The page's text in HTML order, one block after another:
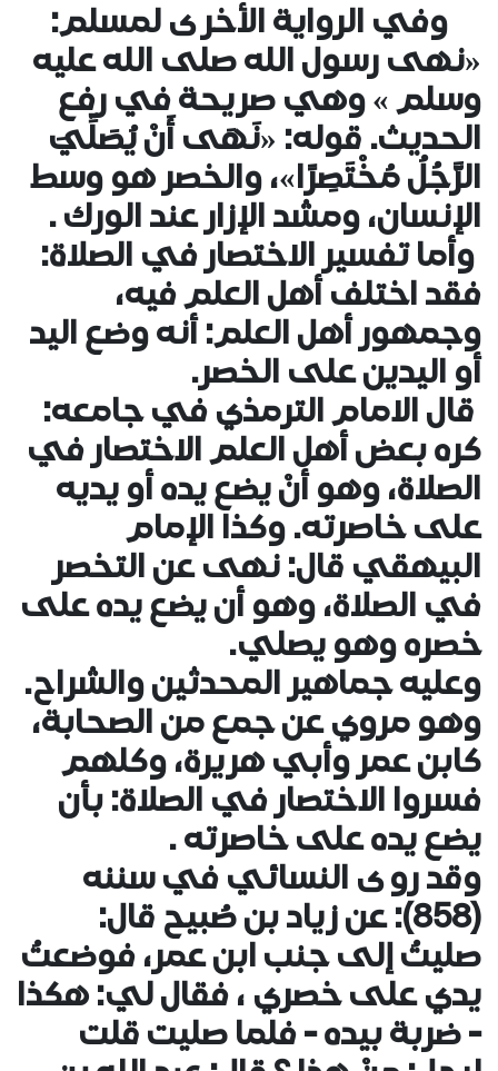
وفي الرواية الأخرى لمسلم:
«نهى رسول الله صلى الله عليه
وسلم » وهي صريحة في رفع
الحديث. قوله: «نَهَى أَنْ يُصَلِّيَ
الرَّجُلُ مُخْتَصِرًا»، والخصر هو وسط
الإنسان، ومشد الإزار عند الورك .
وأما تفسير الاختصار في الصلاة:
فقد اختلف أهل العلم فيه،
وجمهور أهل العلم: أنه وضع اليد
أو اليدين على الخصر.
قال الامام الترمذي في جامعه:
كره بعض أهل العلم الاختصار في
الصلاة، وهو أنْ يضع يده أو يديه
على خاصرته. وكذا الإمام
البيهقي قال: نهى عن التخصر
في الصلاة، وهو أن يضع يده على
خصره وهو يصلي.
وعليه جماهير المحدثين والشراح.
وهو مروي عن جمع من الصحابة،
كابن عمر وأبي هريرة، وكلهم
فسروا الاختصار في الصلاة: بأن
يضع يده على خاصرته .
وقد روى النسائي في سننه
(858): عن زياد بن صُبيح قال:
صليتُ إلى جنب ابن عمر، فوضعتُ
يدي على خصري ، فقال لي: هكذا
- ضربة بيده - فلما صليت قلت